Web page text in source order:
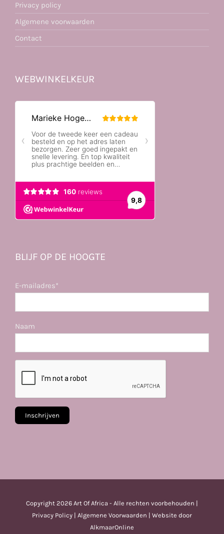
Privacy policy
Algemene voorwaarden
Contact
WEBWINKELKEUR
BLIJF OP DE HOOGTE
E-mailadres*
Naam
Copyright 2026 Art Of Africa - Alle rechten voorbehouden |
Privacy Policy | Algemene Voorwaarden | Website door
AlkmaarOnline